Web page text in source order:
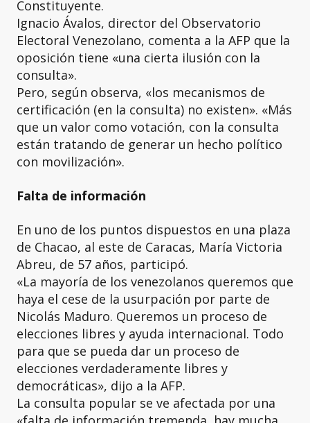
Constituyente.
Ignacio Ávalos, director del Observatorio
Electoral Venezolano, comenta a la AFP que la
oposición tiene «una cierta ilusión con la
consulta».
Pero, según observa, «los mecanismos de
certificación (en la consulta) no existen». «Más
que un valor como votación, con la consulta
están tratando de generar un hecho político
con movilización».
Falta de información
En uno de los puntos dispuestos en una plaza
de Chacao, al este de Caracas, María Victoria
Abreu, de 57 años, participó.
«La mayoría de los venezolanos queremos que
haya el cese de la usurpación por parte de
Nicolás Maduro. Queremos un proceso de
elecciones libres y ayuda internacional. Todo
para que se pueda dar un proceso de
elecciones verdaderamente libres y
democráticas», dijo a la AFP.
La consulta popular se ve afectada por una